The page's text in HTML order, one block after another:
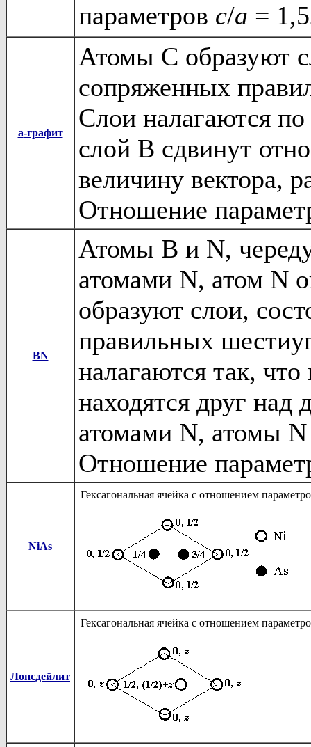
параметров c/a =
a-графит
Атомы C образуют
сопряженных
Слои налагаются
слой B сдвинут
величину вектора,
Отношение
BN
Атомы B и N,
атомами N, атом N
образуют слои,
правильных
налагаются так,
находятся друг
атомами N, атомы
Отношение
NiAs
Гексагональная ячейка с отношением
Лонсдейлит
Гексагональная ячейка с отношением